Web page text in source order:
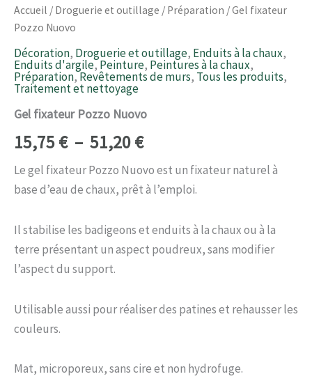
Accueil / Droguerie et outillage / Préparation / Gel fixateur
Pozzo Nuovo
Décoration, Droguerie et outillage, Enduits à la chaux,
Enduits d'argile,Peinture, Peintures à la chaux,
Préparation,Revêtements de murs, Tous les produits,
Traitement et nettoyage
Gel fixateur Pozzo Nuovo
15,75€ – 51,20€
Le gel fixateur Pozzo Nuovo est un fixateur naturel à
base d’eau de chaux, prêt à l’emploi.
Il stabilise les badigeons et enduits à la chaux ou à la
terre présentant un aspect poudreux, sans modifier
l’aspect du support.
Utilisable aussi pour réaliser des patines et rehausser les
couleurs.
Mat, microporeux, sans cire et non hydrofuge.